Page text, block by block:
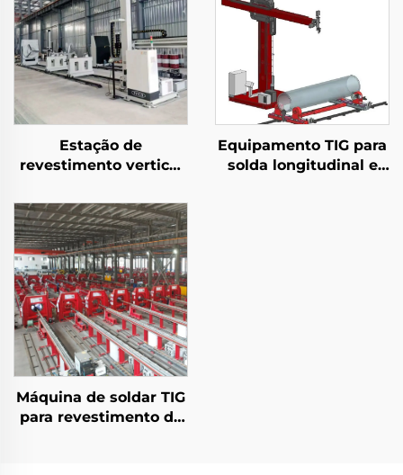
Estação de
revestimento vertical
Equipamento TIG para
solda longitudinal e
Máquina de soldar TIG
para revestimento de